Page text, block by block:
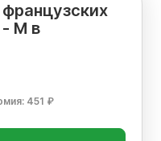
- М в
451 ₽